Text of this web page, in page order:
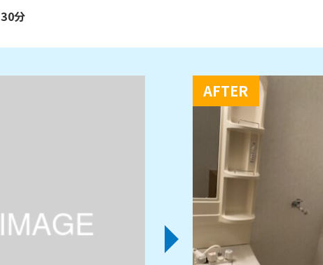
30分